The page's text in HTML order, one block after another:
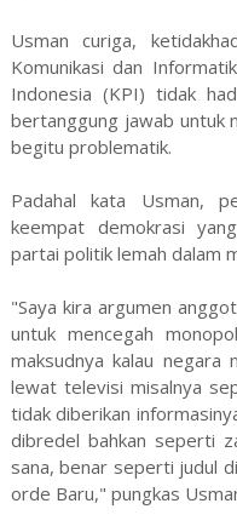
Usman curiga,
Komunikasi dan
Indonesia (KPI) tidak
bertanggung jawab untuk
begitu problematik.
Padahal kata Usman,
keempat demokrasi
partai politik lemah dalam
"Saya kira argumen
untuk mencegah
maksudnya kalau negara
lewat televisi misalnya
tidak diberikan
dibredel bahkan seperti
sana, benar seperti judul
orde Baru," pungkas